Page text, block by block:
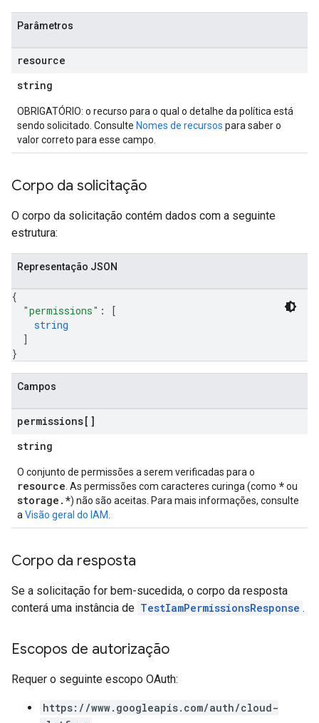
Parâmetros
resource
string
OBRIGATÓRIO: o recurso para o qual o detalhe da política está
sendo solicitado. Consulte Nomes de recursos para saber o
valor correto para esse campo.
Corpo da solicitação
O corpo da solicitação contém dados com a seguinte
estrutura:
Representação JSON
{
"permissions" :
[
string
]
}
Campos
permissions[]
string
O conjunto de permissões a serem verificadas para o
resource . As permissões com caracteres curinga (como *ou
storage.*) não são aceitas. Para mais informações, consulte
a Visão geral do IAM
Corpo da resposta
Se a solicitação for bem-sucedida, o corpo da resposta
conterá uma instância de TestIamPermissionsResponse .
Escopos de autorização
Requer o seguinte escopo OAuth:
https://www.googleapis.com/auth/cloud-